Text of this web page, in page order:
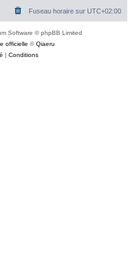
Fuseau horaire sur UTC+02:00
Software © phpBB Limited
officielle ©Qiaeru
Conditions